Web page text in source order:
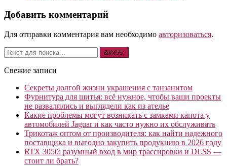
Добавить комментарий
Для отправки комментария вам необходимо авторизоваться.
Свежие записи
Секреты долгой жизни украшения с танзанитом
Фурнитура для шитья: всё нужное, чтобы ваши проекты
не развалились и выглядели как из ателье
Какие проблемы могут возникать с замками капота у
автомобилей Jaguar и как часто нужно их обслуживать
Трикотаж оптом от производителя: как найти надежного
поставщика и выгодно закупить продукцию в 2026 году
RTX 3050: разумный вход в мир трассировки и DLSS —
стоит ли брать?